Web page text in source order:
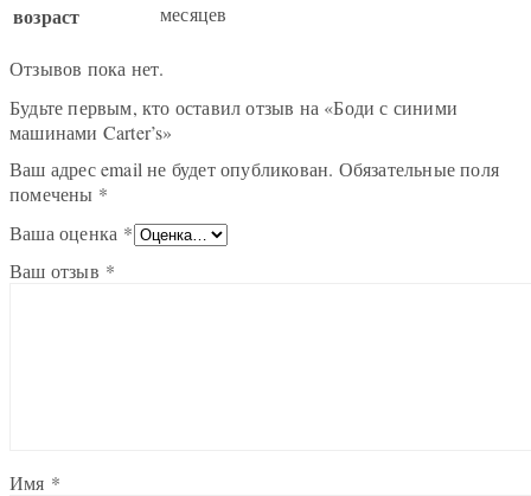
возраст
месяцев
Отзывов пока нет.
Будьте первым, кто оставил отзыв на «Боди с синими
машинами Carter’s»
Ваш адрес email не будет опубликован. Обязательные поля
помечены *
Ваша оценка *
Ваш отзыв *
Имя *